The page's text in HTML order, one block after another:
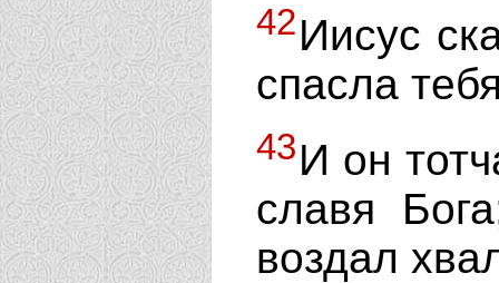
42Иисус
спасла
43И он
славя
воздал